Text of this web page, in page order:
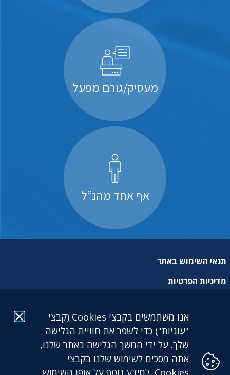
מעסיק/גורם מפעל
אף אחד מהנ”ל
תנאי השימוש באתר
מדיניות הפרטיות
הצהרת נגישות
אנו משתמשים בקבצי Cookies (קבצי
"עוגיות") כדי לשפר את חוויית הגלישה
שלך. על ידי המשך הגלישה באתר שלנו,
אתה מסכים לשימוש שלנו בקבצי
Cookies. למידע נוסף על אופן השימוש